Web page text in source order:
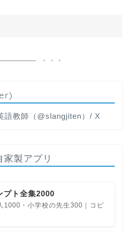
語教師（@slangjiten）/ X
製アプリ
プト全集2000
1000・小学校の先生300｜コピ